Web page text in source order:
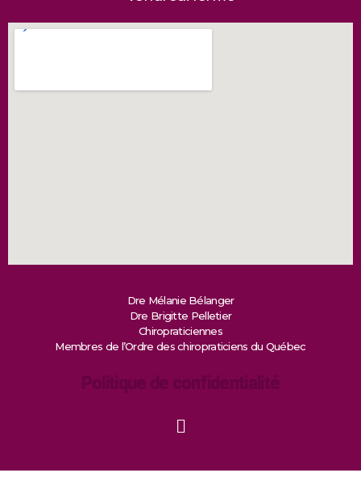
Dre Mélanie Bélanger
Dre Brigitte Pelletier
Chiropraticiennes
Membres de l’Ordre des chiropraticiens du Québec
Politique de confidentialité